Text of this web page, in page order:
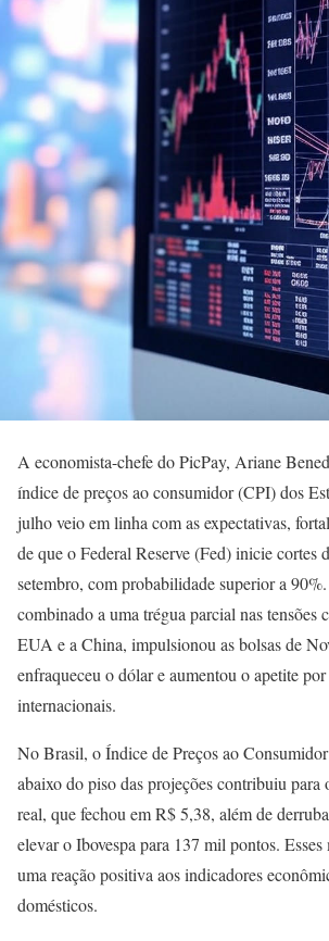
A economista-chefe do PicPay, Ariane
índice de preços ao consumidor (CPI) dos
julho veio em linha com as expectativas,
de que o Federal Reserve (Fed) inicie cortes
setembro, com probabilidade superior a
combinado a uma trégua parcial nas tensões
EUA e a China, impulsionou as bolsas de
enfraqueceu o dólar e aumentou o apetite
internacionais.
No Brasil, o Índice de Preços ao
abaixo do piso das projeções contribuiu para
real, que fechou em R$ 5,38, além de
elevar o Ibovespa para 137 mil pontos.
uma reação positiva aos indicadores
domésticos.